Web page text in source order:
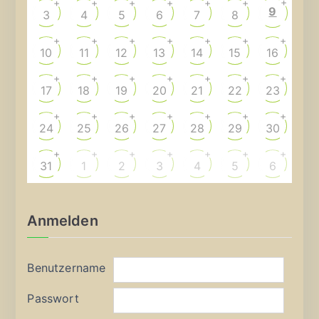
3
+
4
+
5
+
6
+
7
+
8
+
9
10
+
11
+
12
+
13
+
14
+
15
+
16
+
17
+
18
+
19
+
20
+
21
+
22
+
23
+
24
+
25
+
26
+
27
+
28
+
29
+
30
+
31
+
1
+
2
+
3
+
4
+
5
+
6
+
Anmelden
Benutzername
Passwort